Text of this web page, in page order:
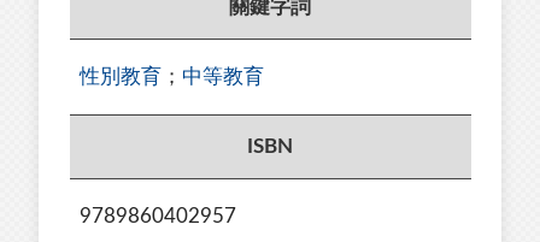
關鍵字詞
性別教育 ； 中等教育
ISBN
9789860402957